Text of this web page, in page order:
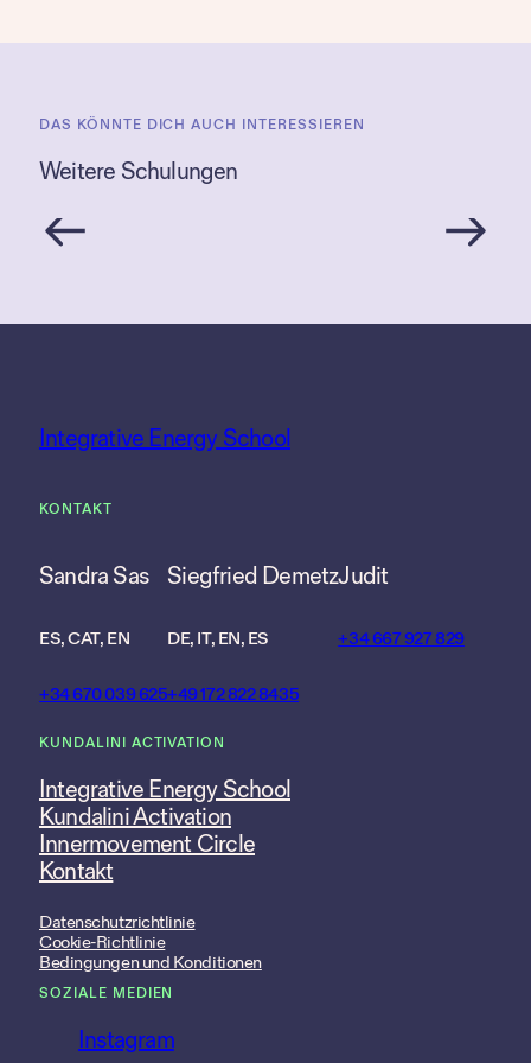
DAS KÖNNTE DICH AUCH INTERESSIEREN
Weitere Schulungen
Integrative Energy School
KONTAKT
Sandra Sas
ES, CAT, EN
+34 670 039 625
Siegfried Demetz
DE, IT, EN, ES
+49 172 822 8435
Judit
+34 667 927 829
KUNDALINI ACTIVATION
Integrative Energy School
Kundalini Activation
Innermovement Circle
Kontakt
Datenschutzrichtlinie
Cookie-Richtlinie
Bedingungen und Konditionen
SOZIALE MEDIEN
Instagram